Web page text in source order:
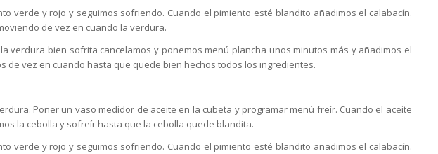
verde y rojo y seguimos sofriendo. Cuando el pimiento esté blandito añadimos el calabacín.
de vez en cuando la verdura.
verdura bien sofrita cancelamos y ponemos menú plancha unos minutos más y añadimos el
de vez en cuando hasta que quede bien hechos todos los ingredientes.
Poner un vaso medidor de aceite en la cubeta y programar menú freír. Cuando el aceite
la cebolla y sofreír hasta que la cebolla quede blandita.
verde y rojo y seguimos sofriendo. Cuando el pimiento esté blandito añadimos el calabacín.